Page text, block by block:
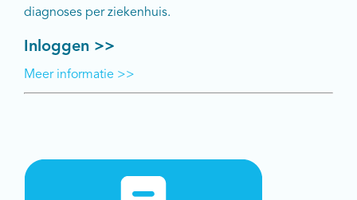
diagnoses per ziekenhuis.
Inloggen >>
Meer informatie >>